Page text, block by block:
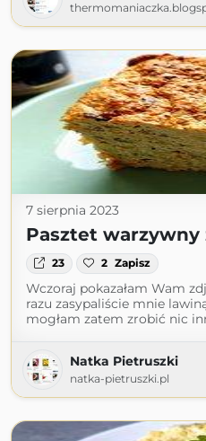
7 sierpnia 2023
Pasztet warzywny
23 2 Zapisz
Wczoraj pokazałam Wam
razu zasypaliście mnie
mogłam zatem zrobić nic
Natka Pietruszki
natka-pietruszki.pl